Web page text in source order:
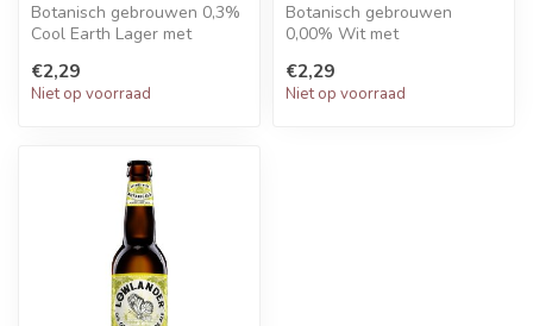
Botanisch gebrouwen 0,3%
Cool Earth Lager met
€2,29
Niet op voorraad
Botanisch gebrouwen
0,00% Wit met
sinaasappel- en
citroenschillen.
€2,29
Niet op voorraad